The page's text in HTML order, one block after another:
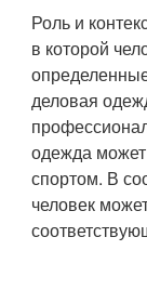
Роль и
в которой
деловая
одежда
спортом. В
человек